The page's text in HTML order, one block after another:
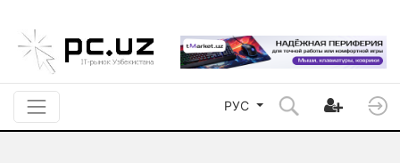
РУС